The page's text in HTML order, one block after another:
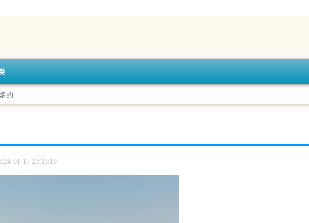
的
01-17 23:33:19